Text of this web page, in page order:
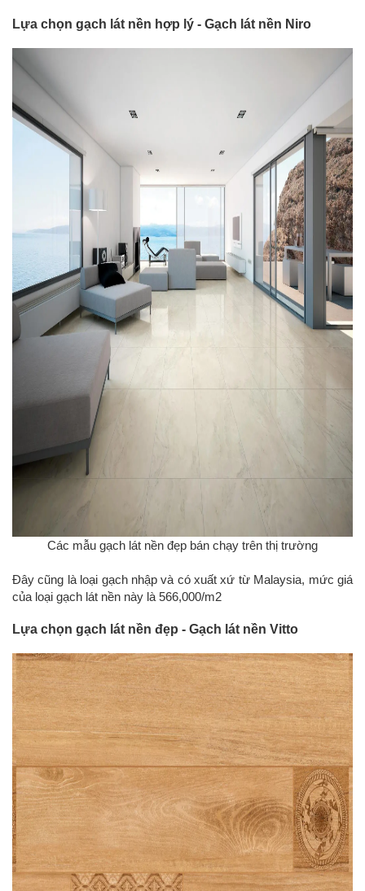
Lựa chọn gạch lát nền hợp lý - Gạch lát nền Niro
Các mẫu gạch lát nền đẹp bán chạy trên thị trường
Đây cũng là loại gạch nhập và có xuất xứ từ Malaysia, mức giá
của loại gạch lát nền này là 566,000/m2
Lựa chọn gạch lát nền đẹp - Gạch lát nền Vitto